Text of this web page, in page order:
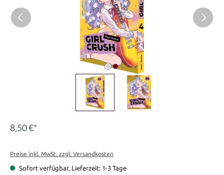
8,50 €*
Preise inkl. MwSt. zzgl. Versandkosten
Sofort verfügbar, Lieferzeit: 1-3 Tage